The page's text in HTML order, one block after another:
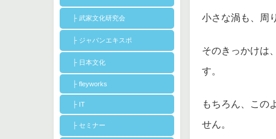
├ 武家文化研究会
├ ジャパンエキスポ
├ 日本文化
├ fleyworks
├ IT
├ セミナー
小さな渦も、周
そのきっかけは
す。
もちろん、この
せん。